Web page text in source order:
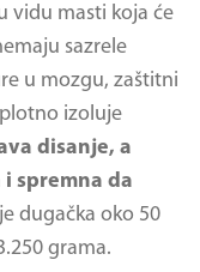
vidu masti koja će
sazrele
u mozgu, zaštitni
izoluje
disanje, a
spremna da
dugačka oko 50
grama.